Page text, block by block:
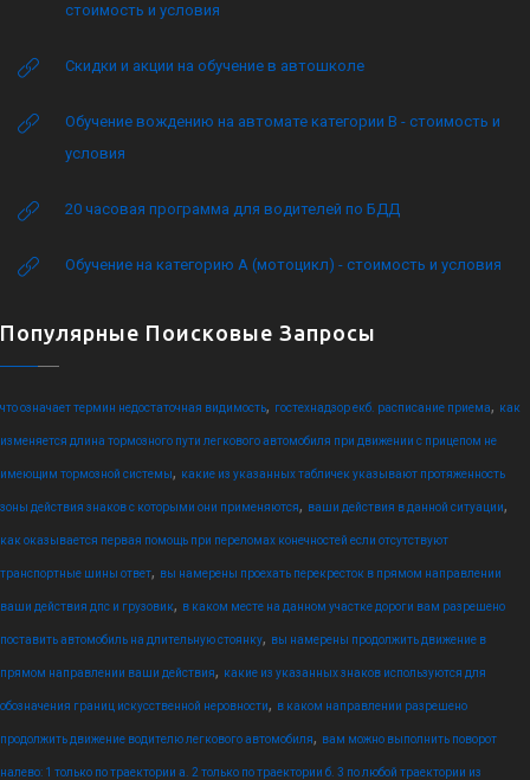
стоимость и условия
Скидки и акции на обучение в автошколе
Обучение вождению на автомате категории B - стоимость и
условия
20 часовая программа для водителей по БДД
Обучение на категорию А (мотоцикл) - стоимость и условия
Популярные Поисковые Запросы
что означает термин недостаточная видимость, гостехнадзор екб. расписание приема, как
изменяется длина тормозного пути легкового автомобиля при движении с прицепом не
имеющим тормозной системы, какие из указанных табличек указывают протяженность
зоны действия знаков с которыми они применяются, ваши действия в данной ситуации,
как оказывается первая помощь при переломах конечностей если отсутствуют
транспортные шины ответ, вы намерены проехать перекресток в прямом направлении
ваши действия дпс и грузовик, в каком месте на данном участке дороги вам разрешено
поставить автомобиль на длительную стоянку, вы намерены продолжить движение в
прямом направлении ваши действия, какие из указанных знаков используются для
обозначения границ искусственной неровности, в каком направлении разрешено
продолжить движение водителю легкового автомобиля, вам можно выполнить поворот
налево: 1 только по траектории а. 2 только по траектории б. 3 по любой траектории из